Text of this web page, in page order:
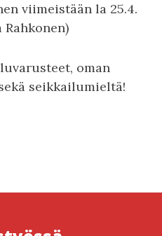
viimeistään la 25.4.
Rahkonen)
oman
seikkailumieltä!